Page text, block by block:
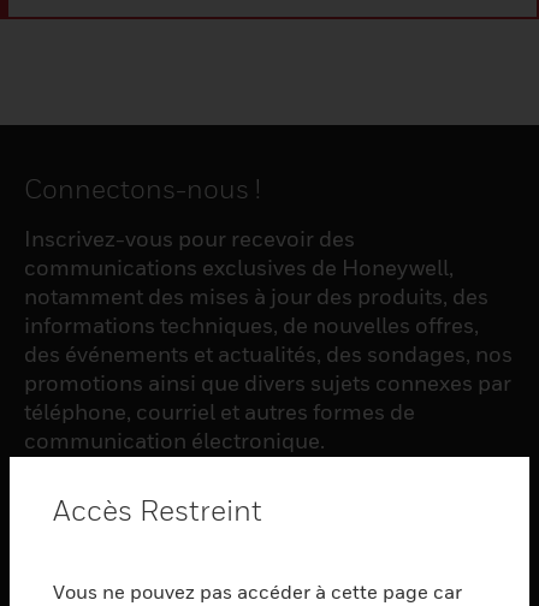
Connectons-nous !
Inscrivez-vous pour recevoir des
communications exclusives de Honeywell,
notamment des mises à jour des produits, des
informations techniques, de nouvelles offres,
des événements et actualités, des sondages, nos
promotions ainsi que divers sujets connexes par
téléphone, courriel et autres formes de
communication électronique.
S'INSCRIRE
PRODUCTS
Accès Restreint
Vous ne pouvez pas accéder à cette page car